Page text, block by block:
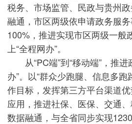
税务、市场监管、民政与贵州
融通，市区两级依申请政务服
100%，推进实现市区两级一般
上“全程网办”。
从“PC端”到“移动端”，推进
办”。以“群众少跑腿、信息多跑
作目标，发挥第三方平台渠道
应用，推进社保、医保、交通
数据融通，与全省同步实现